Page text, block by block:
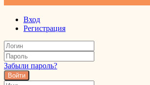
Вход
Регистрация
Забыли пароль?
Войти